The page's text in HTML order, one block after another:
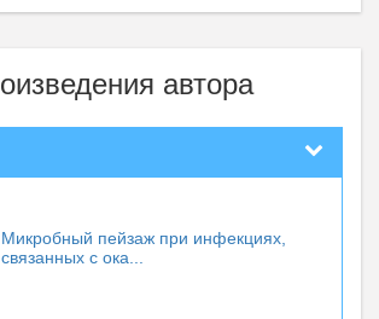
автора
Микробный пейзаж при инфекциях,
связанных с ока...